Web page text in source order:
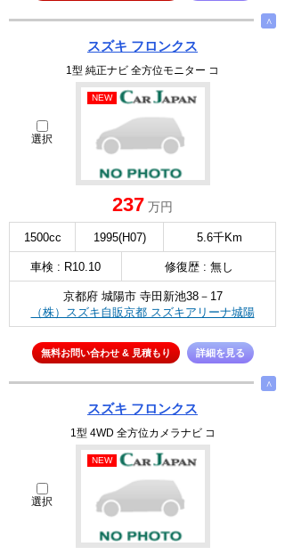
∧
スズキ フロンクス
1型 純正ナビ 全方位モニター コ
選択
NEW
237 万円
1500cc 1995(H07) 5.6千Km
車検 : R10.10 修復歴 : 無し
京都府 城陽市 寺田新池38－17
（株）スズキ自販京都 スズキアリーナ城陽
無料お問い合わせ & 見積もり 詳細を見る
∧
スズキ フロンクス
1型 4WD 全方位カメラナビ コ
選択
NEW